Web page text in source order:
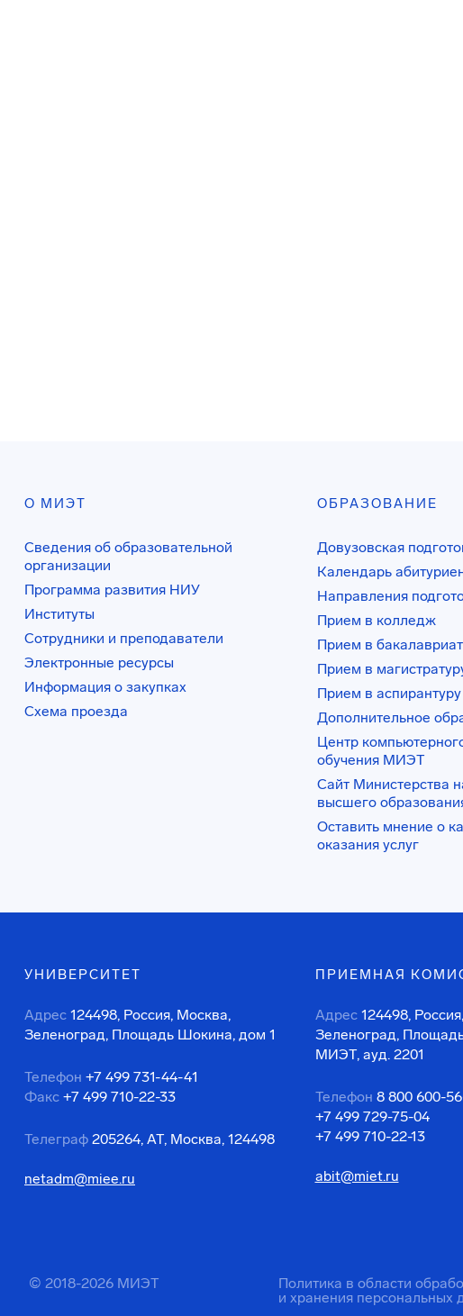
О МИЭТ
Сведения об образовательной
организации
Программа развития НИУ
Институты
Сотрудники и преподаватели
Электронные ресурсы
Информация о закупках
Схема проезда
ОБРАЗОВАНИЕ
Довузовская
Календарь
Направления
Прием в колледж
Прием в бакалавриат
Прием в
Прием в аспирантуру
Дополнительное
Центр
обучения МИЭТ
Сайт Министерства
высшего
Оставить мнение о
оказания услуг
УНИВЕРСИТЕТ
Адрес 124498, Россия, Москва,
Зеленоград, Площадь Шокина, дом 1
Телефон +7 499 731-44-41
Факс +7 499 710-22-33
Телеграф 205264, АТ, Москва, 124498
netadm@miee.ru
ПРИЕМНАЯ
Адрес 124498,
Зеленоград,
МИЭТ, ауд. 2201
Телефон 8 800 600-
+7 499 729-75-04
+7 499 710-22-13
abit@miet.ru
© 2018-2026 МИЭТ
Политика в области
и хранения персональных